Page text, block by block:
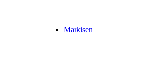
Markisen